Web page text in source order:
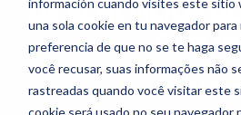
una sola cookie en tu navegador
preferencia de que no se te haga
você recusar, suas informações não
rastreadas quando você visitar este
cookie será usado no seu navegador
DE BENEFÍCIOS
ON-
porJosé